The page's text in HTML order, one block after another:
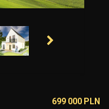
699 000 PLN